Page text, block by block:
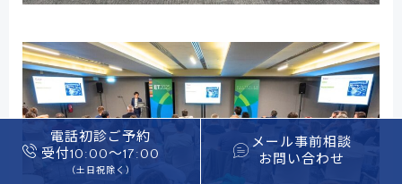
電話初診ご予約
受付10:00〜17:00
（土日祝除く）
メール事前相談
お問い合わせ